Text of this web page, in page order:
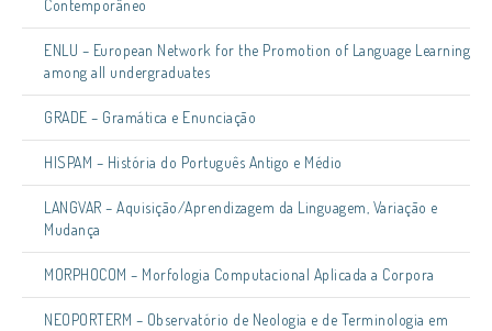
Contemporâneo
ENLU – European Network for the Promotion of Language Learning
among all undergraduates
GRADE – Gramática e Enunciação
HISPAM – História do Português Antigo e Médio
LANGVAR – Aquisição/Aprendizagem da Linguagem, Variação e
Mudança
MORPHOCOM – Morfologia Computacional Aplicada a Corpora
NEOPORTERM – Observatório de Neologia e de Terminologia em